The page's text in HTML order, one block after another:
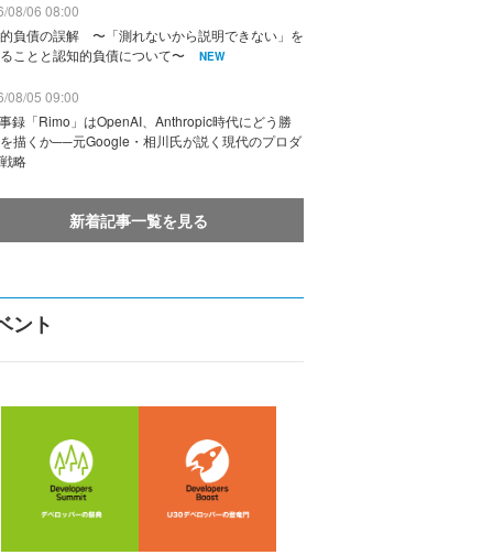
08/06 08:00
負債の誤解 〜「測れないから説明できない」を
ことと認知的負債について〜
NEW
08/05 09:00
録「Rimo」はOpenAI、Anthropic時代にどう勝
描くか──元Google・相川氏が説く現代のプロダ
略
新着記事一覧を見る
ント